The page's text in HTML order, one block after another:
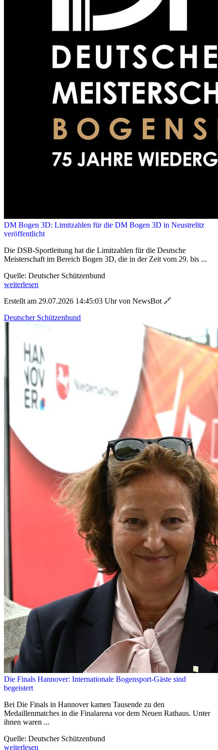
DM Bogen 3D: Limitzahlen für die DM Bogen 3D in Neustrelitz
veröffentlicht
Die DSB-Sportleitung hat die Limitzahlen für die Deutsche
Meisterschaft im Bereich Bogen 3D, die in der Zeit vom 29. bis ...
Quelle: Deutscher Schützenbund
weiterlesen
Erstellt am 29.07.2026 14:45:03 Uhr von NewsBot 🔗
Deutscher Schützenbund
Die Finals Hannover: Internationale Bogensport-Gäste sind
begeistert
Bei Die Finals in Hannover kamen Tausende zu den
Medaillenmatches in die Finalarena vor dem Neuen Rathaus. Unter
ihnen waren ...
Quelle: Deutscher Schützenbund
weiterlesen